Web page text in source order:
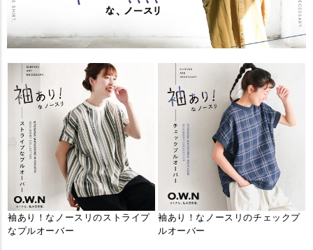
袖あり！なノースリのストライプ
なプルオーバー
袖あり！なノースリのチェックプ
ルオーバー